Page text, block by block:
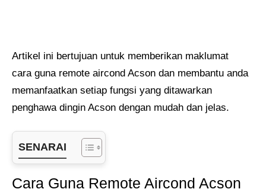
Artikel ini bertujuan untuk memberikan maklumat
cara guna remote aircond Acson dan membantu anda
memanfaatkan setiap fungsi yang ditawarkan
penghawa dingin Acson dengan mudah dan jelas.
SENARAI
Cara Guna Remote Aircond Acson